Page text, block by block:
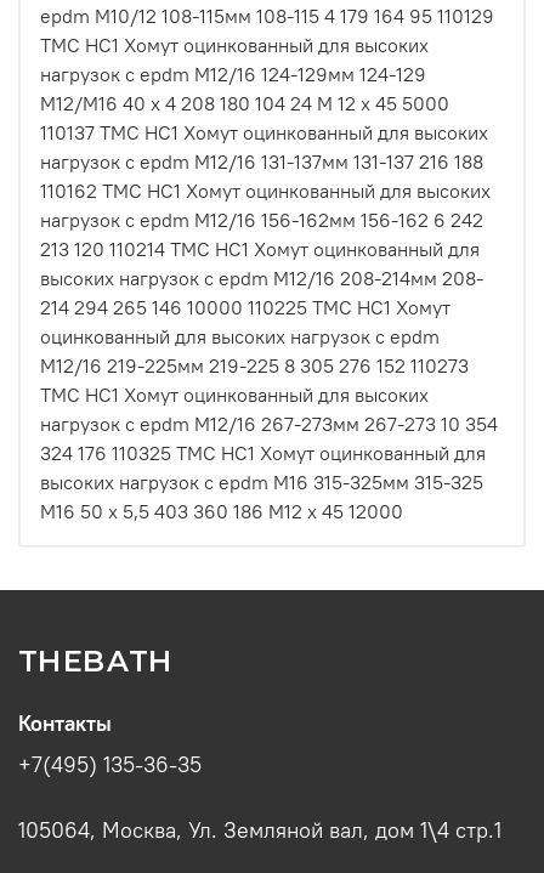
epdm M10/12 108-115мм 108-115 4 179 164 95 110129
ТМС НС1 Хомут оцинкованный для высоких
нагрузок с epdm M12/16 124-129мм 124-129
M12/M16 40 х 4 208 180 104 24 М 12 х 45 5000
110137 ТМС НС1 Хомут оцинкованный для высоких
нагрузок с epdm M12/16 131-137мм 131-137 216 188
110162 ТМС НС1 Хомут оцинкованный для высоких
нагрузок с epdm M12/16 156-162мм 156-162 6 242
213 120 110214 ТМС НС1 Хомут оцинкованный для
высоких нагрузок с epdm M12/16 208-214мм 208-
214 294 265 146 10000 110225 ТМС НС1 Хомут
оцинкованный для высоких нагрузок с epdm
M12/16 219-225мм 219-225 8 305 276 152 110273
ТМС НС1 Хомут оцинкованный для высоких
нагрузок с epdm M12/16 267-273мм 267-273 10 354
324 176 110325 ТМС НС1 Хомут оцинкованный для
высоких нагрузок с epdm M16 315-325мм 315-325
М16 50 х 5,5 403 360 186 М12 х 45 12000
THEBATH
Контакты
+7(495) 135-36-35
105064, Москва, Ул. Земляной вал, дом 1\4 стр.1